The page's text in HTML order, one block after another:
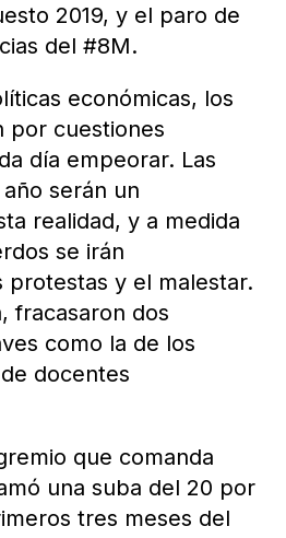
2019, y el paro de
del #8M.
económicas, los
por cuestiones
día empeorar. Las
serán un
realidad, y a medida
se irán
protestas y el malestar.
fracasaron dos
como la de los
docentes
que comanda
una suba del 20 por
tres meses del